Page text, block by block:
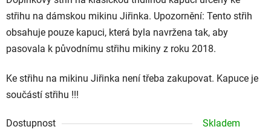
střihu na dámskou mikinu Jiřinka. Upozornění: Tento střih
obsahuje pouze kapuci, která byla navržena tak, aby
pasovala k původnímu střihu mikiny z roku 2018.
Ke střihu na mikinu Jiřinka není třeba zakupovat. Kapuce je
součástí střihu !!!
Dostupnost Skladem